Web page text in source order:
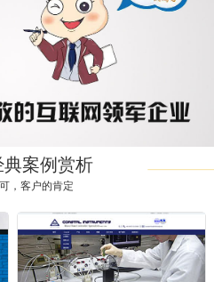
案例赏析
，客户的肯定